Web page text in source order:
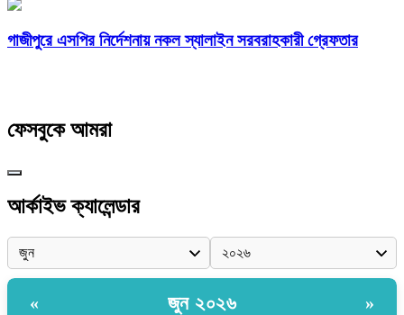
গাজীপুরে এসপির নির্দেশনায় নকল স্যালাইন সরবরাহকারী গ্রেফতার
ফেসবুকে আমরা
আর্কাইভ ক্যালেন্ডার
« জুন ২০২৬ »